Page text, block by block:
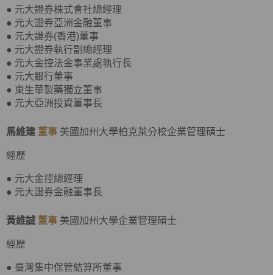
● 元大證券株式會社總經理
● 元大證券亞洲金融董事
● 元大證券(香港)董事
● 元大證券執行副總經理
● 元大金控法金事業處執行長
● 元大銀行董事
● 東生華製藥獨立董事
● 元大亞洲投資董事長
馬維建 董事 美國加州大學柏克萊分校企業管理碩士
經歷
● 元大金控總經理
● 元大證券金融董事長
黃維誠 董事 美國加州大學企業管理碩士
經歷
● 臺灣集中保管結算所董事